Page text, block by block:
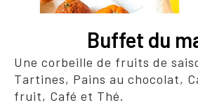
Buffet du
Une corbeille de fruits de
Tartines, Pains au chocolat,
fruit, Café et Thé.